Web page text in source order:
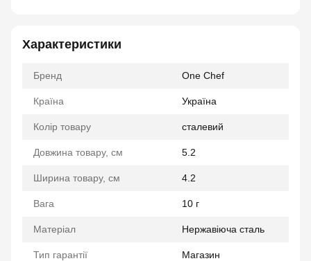
Характеристики
Бренд One Chef
Країна Україна
Колір товару сталевий
Довжина товару, см 5.2
Ширина товару, см 4.2
Вага 10 г
Матеріал Нержавіюча сталь
Тип гарантії Магазин